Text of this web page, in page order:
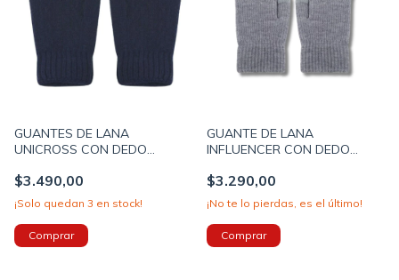
GUANTES DE LANA
UNICROSS CON DEDO
AZUL PRECIO UNITARIO
(62T6240C)
$3.490,00
¡Solo quedan 3 en stock!
GUANTE DE LANA
INFLUENCER CON DEDO
(68T4323B)
$3.290,00
¡No te lo pierdas, es el último!